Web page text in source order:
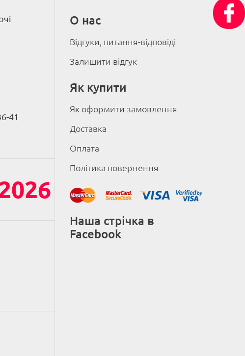
41
О нас
Відгуки, питання-відповіді
Залишити відгук
Як купити
Як оформити замовлення
Доставка
Оплата
Політика повернення
Наша стрічка в
Facebook